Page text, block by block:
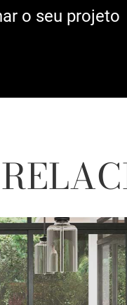
o seu projeto